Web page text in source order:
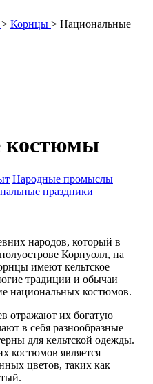
> Корнцы > Национальные
костюмы
Народные промыслы
праздники
народов, который в
Корнуолл, на
имеют кельтское
традиции и обычаи
национальных костюмов.
отражают их богатую
в себя разнообразные
для кельтской одежды.
костюмов является
цветов, таких как